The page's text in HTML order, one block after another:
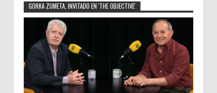
GORKA ZUMETA, INVITADO EN 'THE OBJECTIVE'